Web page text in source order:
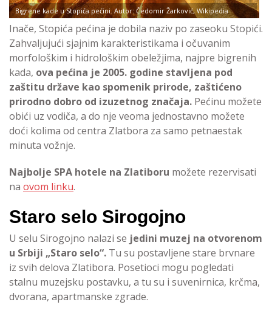
Bigrene kade u Stopića pećini. Autor: Čedomir Žarković, Wikipedia
Inače, Stopića pećina je dobila naziv po zaseoku Stopići.
Zahvaljujući sjajnim karakteristikama i očuvanim
morfološkim i hidrološkim obeležjima, najpre bigrenih
kada, ova pećina je 2005. godine stavljena pod
zaštitu države kao spomenik prirode, zaštićeno
prirodno dobro od izuzetnog značaja. Pećinu možete
obići uz vodiča, a do nje veoma jednostavno možete
doći kolima od centra Zlatbora za samo petnaestak
minuta vožnje.
Najbolje SPA hotele na Zlatiboru možete rezervisati
na ovom linku.
Staro selo Sirogojno
U selu Sirogojno nalazi se jedini muzej na otvorenom
u Srbiji „Staro selo“. Tu su postavljene stare brvnare
iz svih delova Zlatibora. Posetioci mogu pogledati
stalnu muzejsku postavku, a tu su i suvenirnica, krčma,
dvorana, apartmanske zgrade.